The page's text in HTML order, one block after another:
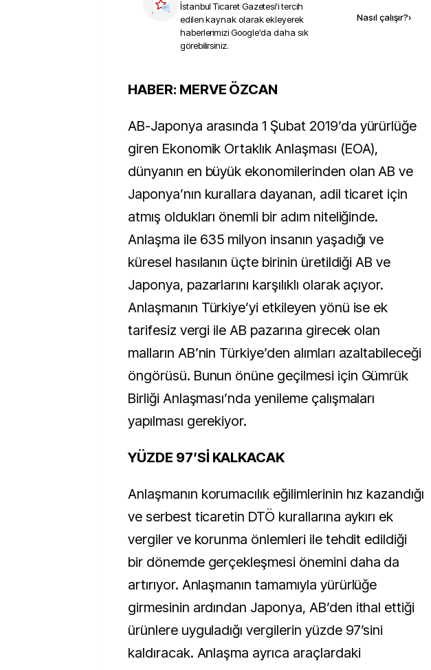
İstanbul Ticaret Gazetesi'i tercih
edilen kaynak olarak ekleyerek
haberlerimizi Google'da daha sık
görebilirsiniz.
Nasıl çalışır?›
HABER: MERVE ÖZCAN
AB-Japonya arasında 1 Şubat 2019’da yürürlüğe
giren Ekonomik Ortaklık Anlaşması (EOA),
dünyanın en büyük ekonomilerinden olan AB ve
Japonya’nın kurallara dayanan, adil ticaret için
atmış oldukları önemli bir adım niteliğinde.
Anlaşma ile 635 milyon insanın yaşadığı ve
küresel hasılanın üçte birinin üretildiği AB ve
Japonya, pazarlarını karşılıklı olarak açıyor.
Anlaşmanın Türkiye’yi etkileyen yönü ise ek
tarifesiz vergi ile AB pazarına girecek olan
malların AB’nin Türkiye’den alımları azaltabileceği
öngörüsü. Bunun önüne geçilmesi için Gümrük
Birliği Anlaşması’nda yenileme çalışmaları
yapılması gerekiyor.
YÜZDE 97’Sİ KALKACAK
Anlaşmanın korumacılık eğilimlerinin hız kazandığı
ve serbest ticaretin DTÖ kurallarına aykırı ek
vergiler ve korunma önlemleri ile tehdit edildiği
bir dönemde gerçekleşmesi önemini daha da
artırıyor. Anlaşmanın tamamıyla yürürlüğe
girmesinin ardından Japonya, AB’den ithal ettiği
ürünlere uyguladığı vergilerin yüzde 97’sini
kaldıracak. Anlaşma ayrıca araçlardaki